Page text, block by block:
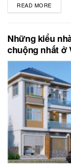
READ MORE
Những kiểu
chuộng nhất ở